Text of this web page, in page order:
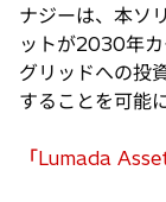
ナジーは、本ソ
ットが2030年
グリッドへの投
することを可能
「Lumada